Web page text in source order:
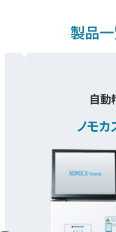
製品
自動
ノモカ